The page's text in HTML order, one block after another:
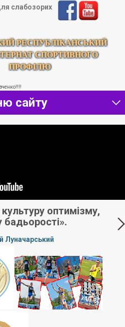
РЕСПУБЛІКАНСЬКИЙ
СПОРТИВНОГО
ПРОФІЛЮ
слабозорих
сайту
оптимізму,
бадьорості».
Луначарський